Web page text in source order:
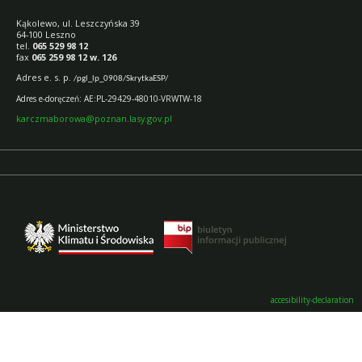
Kąkolewo, ul. Leszczyńska 39
64-100 Leszno
tel. 065 529 98 12
fax 065 259 98 12 w. 126
Adres e. s. p. /pgl_lp_0908/SkrytkaESP/
Adres e-doręczeń: AE:PL-29429-48010-VRWTW-18
karczmaborowa@poznan.lasy.gov.pl
accesibility-declaration